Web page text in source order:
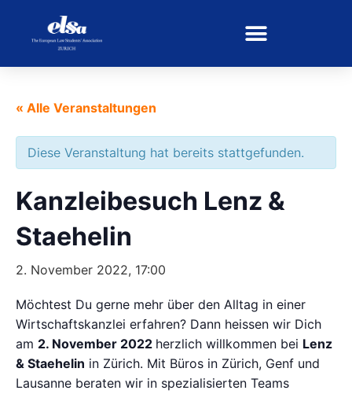
« Alle Veranstaltungen
Diese Veranstaltung hat bereits stattgefunden.
Kanzleibesuch Lenz &
Staehelin
2. November 2022, 17:00
Möchtest Du gerne mehr über den Alltag in einer
Wirtschaftskanzlei erfahren? Dann heissen wir Dich
am 2. November 2022 herzlich willkommen bei Lenz
& Staehelin in Zürich. Mit Büros in Zürich, Genf und
Lausanne beraten wir in spezialisierten Teams